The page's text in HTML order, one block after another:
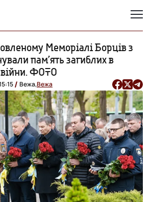
Меморіалі Борців з
пам’ять загиблих в
війни. ФОТО
Вежа,Вежа